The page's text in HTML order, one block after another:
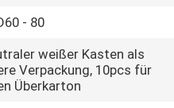
- 80
weißer Kasten als
Verpackung, 10pcs für
Überkarton